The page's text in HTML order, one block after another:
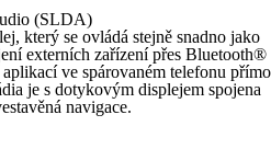
(SLDA)
který se ovládá stejně snadno jako
externích zařízení přes Bluetooth®
ve spárovaném telefonu přímo
je s dotykovým displejem spojena
navigace.